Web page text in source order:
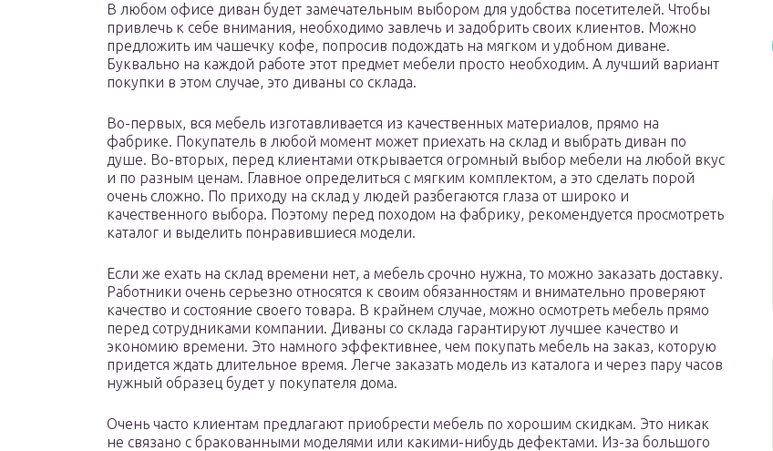
В любом офисе диван будет замечательным выбором для удобства посетителей. Чтобы
привлечь к себе внимания, необходимо завлечь и задобрить своих клиентов. Можно
предложить им чашечку кофе, попросив подождать на мягком и удобном диване.
Буквально на каждой работе этот предмет мебели просто необходим. А лучший вариант
покупки в этом случае, это диваны со склада.
Во-первых, вся мебель изготавливается из качественных материалов, прямо на
фабрике. Покупатель в любой момент может приехать на склад и выбрать диван по
душе. Во-вторых, перед клиентами открывается огромный выбор мебели на любой вкус
и по разным ценам. Главное определиться с мягким комплектом, а это сделать порой
очень сложно. По приходу на склад у людей разбегаются глаза от широко и
качественного выбора. Поэтому перед походом на фабрику, рекомендуется просмотреть
каталог и выделить понравившиеся модели.
Если же ехать на склад времени нет, а мебель срочно нужна, то можно заказать доставку.
Работники очень серьезно относятся к своим обязанностям и внимательно проверяют
качество и состояние своего товара. В крайнем случае, можно осмотреть мебель прямо
перед сотрудниками компании. Диваны со склада гарантируют лучшее качество и
экономию времени. Это намного эффективнее, чем покупать мебель на заказ, которую
придется ждать длительное время. Легче заказать модель из каталога и через пару часов
нужный образец будет у покупателя дома.
Очень часто клиентам предлагают приобрести мебель по хорошим скидкам. Это никак
не связано с бракованными моделями или какими-нибудь дефектами. Из-за большого